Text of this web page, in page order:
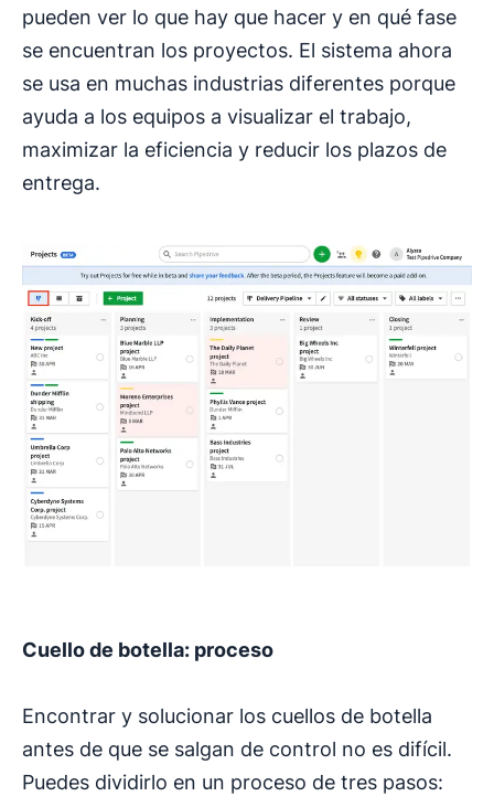
pueden ver lo que hay que hacer y en qué fase
se encuentran los proyectos. El sistema ahora
se usa en muchas industrias diferentes porque
ayuda a los equipos a visualizar el trabajo,
maximizar la eficiencia y reducir los plazos de
entrega.
Cuello de botella: proceso
Encontrar y solucionar los cuellos de botella
antes de que se salgan de control no es difícil.
Puedes dividirlo en un proceso de tres pasos: